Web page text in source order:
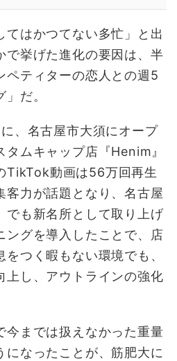
てはかつてない多忙」と出
で挙げた進化の要因は、半
ペティターの恋人との週5
だ。
、名古屋市大須にオープ
タムキャップ店『Henim』
TikTok動画は56万回再生
客力が話題となり、名古屋
でも新名所として取り上げ
ングを導入したことで、店
つく暇もない環境でも、
上し、アウトラインの強化
今までは扱えなかった重量
になったことが、筋肥大に